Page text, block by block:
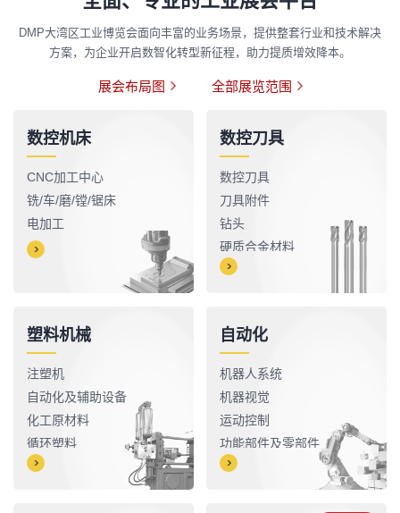
DMP大湾区工业博览会面向丰富的业务场景，提供整套行业和技术解决
方案，为企业开启数智化转型新征程，助力提质增效降本。
展会布局图 全部展览范围
数控机床
CNC加工中心
铣/车/磨/镗/锯床
电加工
数控刀具
数控刀具
刀具附件
钻头
硬质合金材料
先进涂层薄膜
塑料机械
注塑机
自动化及辅助设备
化工原材料
循环塑料
模具及配件
自动化
机器人系统
机器视觉
运动控制
功能部件及零部件